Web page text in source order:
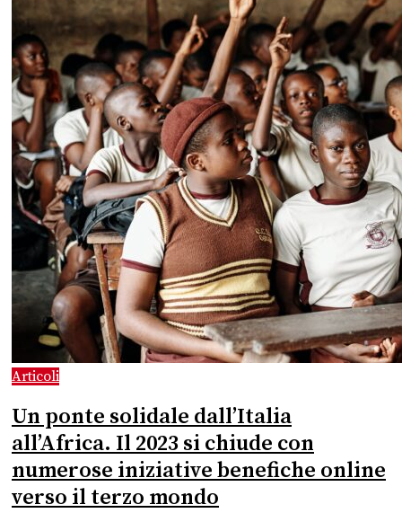
Articoli
Un ponte solidale dall’Italia
all’Africa. Il 2023 si chiude con
numerose iniziative benefiche online
verso il terzo mondo